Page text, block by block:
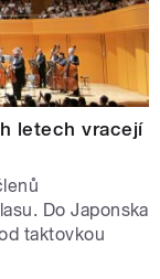
letech vracejí
Do Japonska
taktovkou